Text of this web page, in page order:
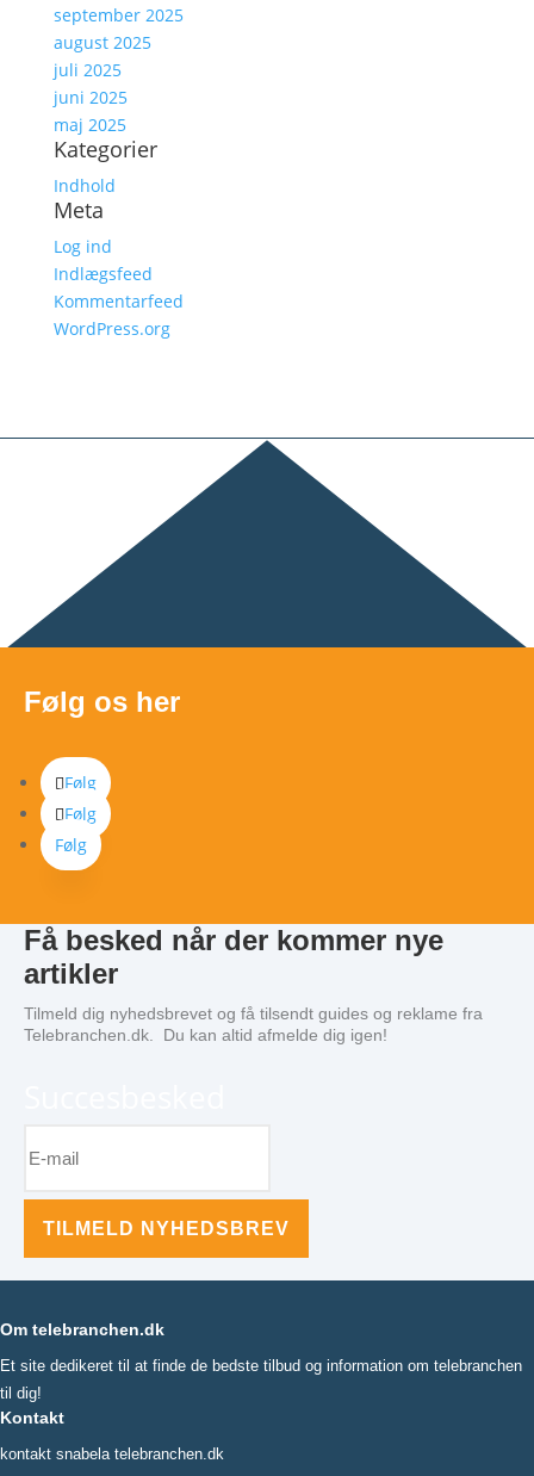
september 2025
august 2025
juli 2025
juni 2025
maj 2025
Kategorier
Indhold
Meta
Log ind
Indlægsfeed
Kommentarfeed
WordPress.org
Følg os her
Følg
Følg
Følg
Få besked når der kommer nye
artikler
Tilmeld dig nyhedsbrevet og få tilsendt guides og reklame fra
Telebranchen.dk. Du kan altid afmelde dig igen!
TILMELD NYHEDSBREV
Om telebranchen.dk
Et site dedikeret til at finde de bedste tilbud og information om telebranchen
til dig!
Kontakt
kontakt snabela telebranchen.dk